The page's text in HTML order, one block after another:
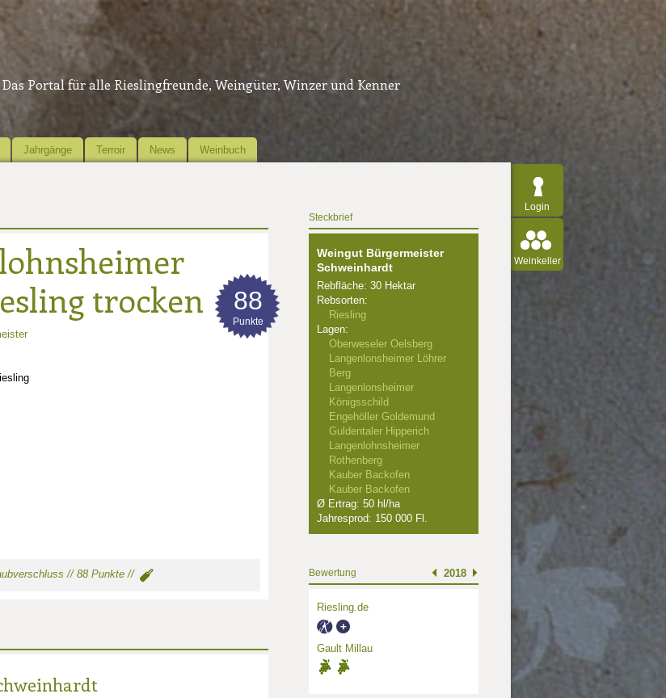
Das Portal für alle Rieslingfreunde, Weingüter, Winzer und Kenner
Jahrgänge Terroir News Weinbuch
Login
Weinkeller
trocken
88
Punkte
// 88 Punkte //
Steckbrief
Weingut Bürgermeister
Schweinhardt
Rebfläche: 30 Hektar
Rebsorten:
Riesling
Lagen:
Oberweseler Oelsberg
Langenlonsheimer Löhrer
Berg
Langenlonsheimer
Königsschild
Engehöller Goldemund
Guldentaler Hipperich
Langenlohnsheimer
Rothenberg
Kauber Backofen
Kauber Backofen
Ø Ertrag: 50 hl/ha
Jahresprod: 150 000 Fl.
Bewertung 2018
Riesling.de
Gault Millau